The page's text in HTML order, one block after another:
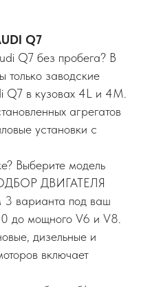
Q7
Q7 без пробега? В
только заводские
Q7 в кузовах 4L и 4M.
агрегатов
установки с
Выберите модель
ДВИГАТЕЛЯ
варианта под ваш
до мощного V6 и V8.
дизельные и
включает